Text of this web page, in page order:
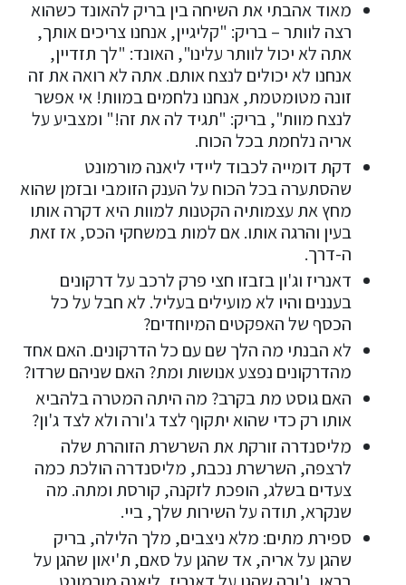
מאוד אהבתי את השיחה בין בריק להאונד כשהוא
רצה לוותר – בריק: "קליגיין, אנחנו צריכים אותך,
אתה לא יכול לוותר עלינו", האונד: "לך תזדיין,
אנחנו לא יכולים לנצח אותם. אתה לא רואה את זה
זונה מטומטמת, אנחנו נלחמים במוות! אי אפשר
לנצח מוות", בריק: "תגיד לה את זה!" ומצביע על
אריה נלחמת בכל הכוח.
דקת דומייה לכבוד ליידי ליאנה מורמונט
שהסתערה בכל הכוח על הענק הזומבי ובזמן שהוא
מחץ את עצמותיה הקטנות למוות היא דקרה אותו
בעין והרגה אותו. אם למות במשחקי הכס, אז זאת
ה-דרך.
דאנריז וג'ון בזבזו חצי פרק לרכב על דרקונים
בעננים והיו לא מועילים בעליל. לא חבל על כל
הכסף של האפקטים המיוחדים?
לא הבנתי מה הלך שם עם כל הדרקונים. האם אחד
מהדרקונים נפצע אנושות ומת? האם שניהם שרדו?
האם גוסט מת בקרב? מה היתה המטרה בלהביא
אותו רק כדי שהוא יתקוף לצד ג'ורה ולא לצד ג'ון?
מליסנדרה זורקת את השרשרת הזוהרת שלה
לרצפה, השרשרת נכבת, מליסנדרה הולכת כמה
צעדים בשלג, הופכת לזקנה, קורסת ומתה. מה
שנקרא, תודה על השירות שלך, ביי.
ספירת מתים: מלא ניצבים, מלך הלילה, בריק
שהגן על אריה, אד שהגן על סאם, ת'יאון שהגן על